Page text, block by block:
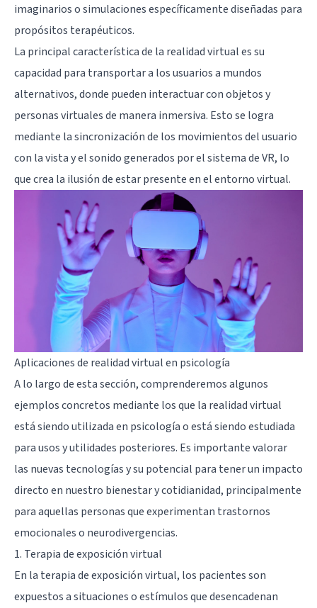
imaginarios o simulaciones específicamente diseñadas para
propósitos terapéuticos.
La principal característica de la realidad virtual es su
capacidad para transportar a los usuarios a mundos
alternativos, donde pueden interactuar con objetos y
personas virtuales de manera inmersiva. Esto se logra
mediante la sincronización de los movimientos del usuario
con la vista y el sonido generados por el sistema de VR, lo
que crea la ilusión de estar presente en el entorno virtual.
Aplicaciones de realidad virtual en psicología
A lo largo de esta sección, comprenderemos algunos
ejemplos concretos mediante los que la realidad virtual
está siendo utilizada en psicología o está siendo estudiada
para usos y utilidades posteriores. Es importante valorar
las nuevas tecnologías y su potencial para tener un impacto
directo en nuestro bienestar y cotidianidad, principalmente
para aquellas personas que experimentan trastornos
emocionales o neurodivergencias.
1. Terapia de exposición virtual
En la terapia de exposición virtual, los pacientes son
expuestos a situaciones o estímulos que desencadenan